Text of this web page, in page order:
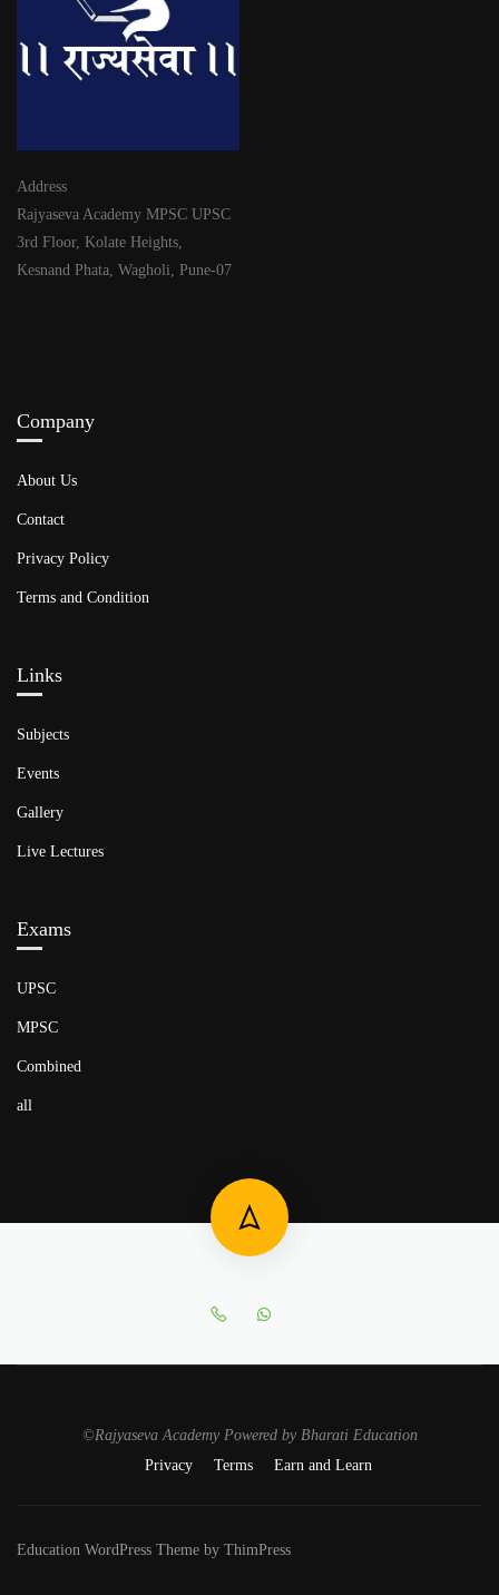
Address
Rajyaseva Academy MPSC UPSC
3rd Floor, Kolate Heights,
Kesnand Phata, Wagholi, Pune-07
Company
About Us
Contact
Privacy Policy
Terms and Condition
Links​
Subjects
Events
Gallery
Live Lectures
Exams
UPSC
MPSC
Combined
all
©Rajyaseva Academy Powered by Bharati Education
Privacy
Terms Earn and Learn
Education WordPress Theme by ThimPress